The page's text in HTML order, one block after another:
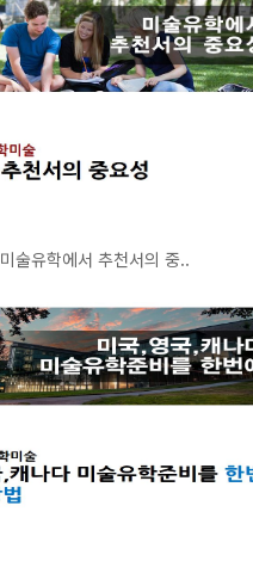
미술유학에서 추천서의 중..